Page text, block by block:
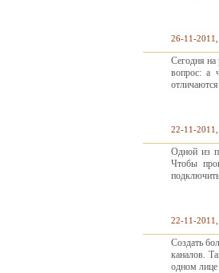
26-11-
Сегодня на
вопрос: а
отличаются
22-11-
Одной из
Чтобы
22-11-
Создать
каналов.
одном лице